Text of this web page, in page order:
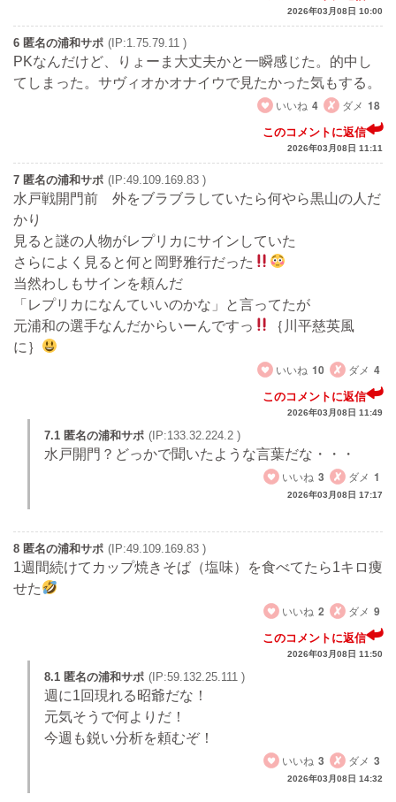
2026年03月08日 10:00
6 匿名の浦和サポ (IP:1.75.79.11 )
PKなんだけど、りょーま大丈夫かと一瞬感じた。的中し
てしまった。サヴィオかオナイウで見たかった気もする。
いいね 4 ダメ 18
このコメントに返信
2026年03月08日 11:11
7 匿名の浦和サポ (IP:49.109.169.83 )
水戸戦開門前 外をブラブラしていたら何やら黒山の人だ
かり
見ると謎の人物がレプリカにサインしていた
さらによく見ると何と岡野雅行だった
当然わしもサインを頼んだ
「レプリカになんていいのかな」と言ってたが
元浦和の選手なんだからいーんですっ
｛川平慈英風
に｝
いいね 10 ダメ 4
このコメントに返信
2026年03月08日 11:49
7.1 匿名の浦和サポ (IP:133.32.224.2 )
水戸開門？どっかで聞いたような言葉だな・・・
いいね 3 ダメ 1
2026年03月08日 17:17
8 匿名の浦和サポ (IP:49.109.169.83 )
1週間続けてカップ焼きそば（塩味）を食べてたら1キロ痩
せた
いいね 2 ダメ 9
このコメントに返信
2026年03月08日 11:50
8.1 匿名の浦和サポ (IP:59.132.25.111 )
週に1回現れる昭爺だな！
元気そうで何よりだ！
今週も鋭い分析を頼むぞ！
いいね 3 ダメ 3
2026年03月08日 14:32